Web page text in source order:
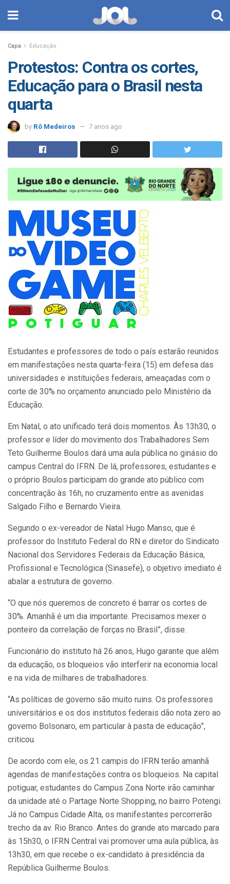
Capa Educação
Protestos: Contra os cortes,
Educação para o Brasil nesta
quarta
by Rô Medeiros 7 anos ago
Estudantes e professores de todo o país estarão reunidos
em manifestações nesta quarta-feira (15) em defesa das
universidades e instituições federais, ameaçadas com o
corte de 30% no orçamento anunciado pelo Ministério da
Educação.
Em Natal, o ato unificado terá dois momentos. Às 13h30, o
professor e líder do movimento dos Trabalhadores Sem
Teto Guilherme Boulos dará uma aula pública no ginásio do
campus Central do IFRN. De lá, professores, estudantes e
o próprio Boulos participam do grande ato público com
concentração às 16h, no cruzamento entre as avenidas
Salgado Filho e Bernardo Vieira.
Segundo o ex-vereador de Natal Hugo Manso, que é
professor do Instituto Federal do RN e diretor do Sindicato
Nacional dos Servidores Federais da Educação Básica,
Profissional e Tecnológica (Sinasefe), o objetivo imediato é
abalar a estrutura de governo.
“O que nós queremos de concreto é barrar os cortes de
30%. Amanhã é um dia importante. Precisamos mexer o
ponteiro da correlação de forças no Brasil”, disse.
Funcionário do instituto há 26 anos, Hugo garante que além
da educação, os bloqueios vão interferir na economia local
e na vida de milhares de trabalhadores.
“As políticas de governo são muito ruins. Os professores
universitários e os dos institutos federais dão nota zero ao
governo Bolsonaro, em particular à pasta de educação”,
criticou.
De acordo com ele, os 21 campis do IFRN terão amanhã
agendas de manifestações contra os bloqueios. Na capital
potiguar, estudantes do Campus Zona Norte irão caminhar
da unidade até o Partage Norte Shopping, no bairro Potengi.
Já no Campus Cidade Alta, os manifestantes percorrerão
trecho da av. Rio Branco. Antes do grande ato marcado para
às 15h30, o IFRN Central vai promover uma aula pública, às
13h30, em que recebe o ex-candidato à presidência da
República Guilherme Boulos.